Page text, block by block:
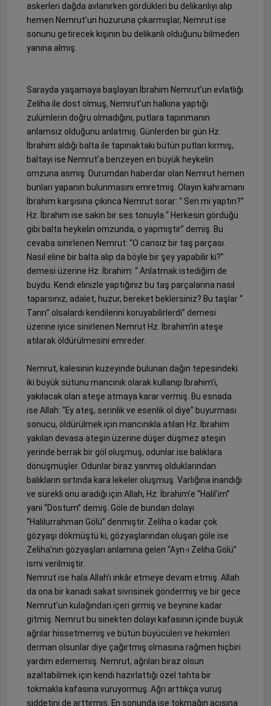
askerleri dağda avlanırken gördükleri bu delikanlıyı alıp
hemen Nemrut’un huzuruna çıkarmışlar, Nemrut ise
sonunu getirecek kişinin bu delikanlı olduğunu bilmeden
yanına almış.
Sarayda yaşamaya başlayan İbrahim Nemrut’un evlatlığı
Zeliha ile dost olmuş, Nemrut’un halkına yaptığı
zulümlerin doğru olmadığını, putlara tapınmanın
anlamsız olduğunu anlatmış. Günlerden bir gün Hz.
İbrahim aldığı balta ile tapınaktaki bütün putları kırmış,
baltayı ise Nemrut’a benzeyen en büyük heykelin
omzuna asmış. Durumdan haberdar olan Nemrut hemen
bunları yapanın bulunmasını emretmiş. Olayın kahramanı
İbrahim karşısına çıkınca Nemrut sorar: “ Sen mi yaptın?”
Hz. İbrahim ise sakin bir ses tonuyla “ Herkesin gördüğü
gibi balta heykelin omzunda, o yapmıştır” demiş. Bu
cevaba sinirlenen Nemrut: “O cansız bir taş parçası.
Nasıl eline bir balta alıp da böyle bir şey yapabilir ki?”
demesi üzerine Hz. İbrahim: “ Anlatmak istediğim de
buydu. Kendi elinizle yaptığınız bu taş parçalarına nasıl
taparsınız, adalet, huzur, bereket beklersiniz? Bu taşlar “
Tanrı” olsalardı kendilerini koruyabilirlerdi” demesi
üzerine iyice sinirlenen Nemrut Hz. İbrahim’in ateşe
atılarak öldürülmesini emreder.
Nemrut, kalesinin kuzeyinde bulunan dağın tepesindeki
iki büyük sütunu mancınık olarak kullanıp İbrahim’i,
yakılacak olan ateşe atmaya karar vermiş. Bu esnada
ise Allah: “Ey ateş, serinlik ve esenlik ol diye” buyurması
sonucu, öldürülmek için mancınıkla atılan Hz. İbrahim
yakılan devasa ateşin üzerine düşer düşmez ateşin
yerinde berrak bir göl oluşmuş, odunlar ise balıklara
dönüşmüşler. Odunlar biraz yanmış olduklarından
balıkların sırtında kara lekeler oluşmuş. Varlığına inandığı
ve sürekli onu aradığı için Allah, Hz. İbrahim’e “Halil’im”
yani “Dostum” demiş. Göle de bundan dolayı
“Halilurrahman Gölü” denmiştir. Zeliha o kadar çok
gözyaşı dökmüştü ki, gözyaşlarından oluşan göle ise
Zeliha’nın gözyaşları anlamına gelen “Ayn-ı Zeliha Gölü”
ismi verilmiştir.
Nemrut ise hala Allah’ı inkâr etmeye devam etmiş. Allah
da ona bir kanadı sakat sivrisinek göndermiş ve bir gece
Nemrut’un kulağından içeri girmiş ve beynine kadar
gitmiş. Nemrut bu sinekten dolayı kafasının içinde büyük
ağrılar hissetmemiş ve bütün büyücüleri ve hekimleri
derman olsunlar diye çağırtmış olmasına rağmen hiçbiri
yardım edememiş. Nemrut, ağrıları biraz olsun
azaltabilmek için kendi hazırlattığı özel tahta bir
tokmakla kafasına vuruyormuş. Ağrı arttıkça vuruş
şiddetini de arttırmış. En sonunda ise tokmağın acısına